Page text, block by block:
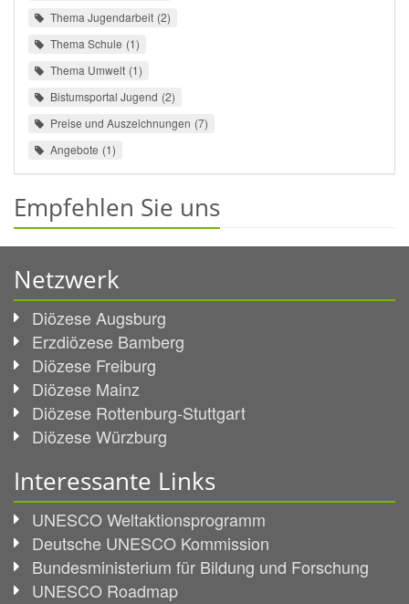
Thema Jugendarbeit 2
Thema Schule 1
Thema Umwelt 1
Bistumsportal Jugend 2
Preise und Auszeichnungen 7
Angebote 1
Empfehlen Sie uns
Netzwerk
Diözese Augsburg
Erzdiözese Bamberg
Diözese Freiburg
Diözese Mainz
Diözese Rottenburg-Stuttgart
Diözese Würzburg
Interessante Links
UNESCO Weltaktionsprogramm
Deutsche UNESCO Kommission
Bundesministerium für Bildung und Forschung
UNESCO Roadmap